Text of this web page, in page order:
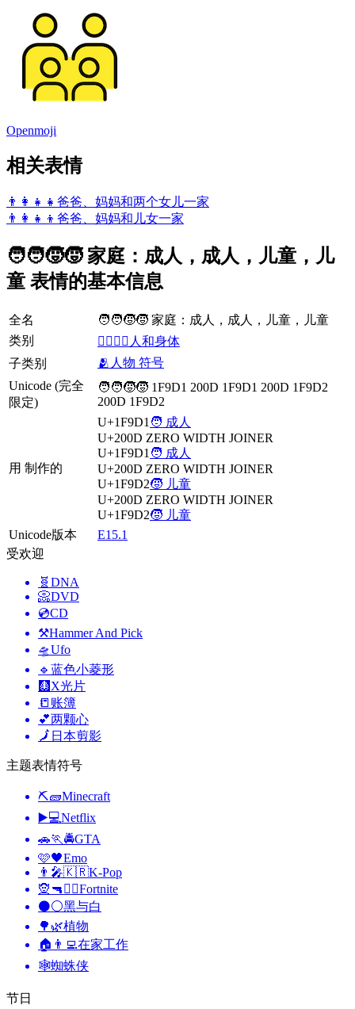
Openmoji
相关表情
👨‍👩‍👧‍👧 爸爸、妈妈和两个女儿一家
👨‍👩‍👧‍👦 爸爸、妈妈和儿女一家
🧑‍🧑‍🧒‍🧒 家庭：成人，成人，儿童，儿
童 表情的基本信息
全名
🧑‍🧑‍🧒‍🧒 家庭：成人，成人，儿童，儿童
类别
👩‍❤️‍💋‍👨人和身体
子类别
🫂人物 符号
Unicode (完全
限定)
🧑‍🧑‍🧒‍🧒 1F9D1 200D 1F9D1 200D 1F9D2
200D 1F9D2
用 制作的
U+1F9D1 🧑 成人
U+200D ZERO WIDTH JOINER
U+1F9D1 🧑 成人
U+200D ZERO WIDTH JOINER
U+1F9D2🧒 儿童
U+200D ZERO WIDTH JOINER
U+1F9D2🧒 儿童
Unicode版本
E15.1
受欢迎
🧬 DNA
📀DVD
💿CD
⚒️Hammer And Pick
🛸Ufo
🔹 蓝色小菱形
🩻 X光片
📒 账簿
💕两颗心
🗾 日本剪影
主题表情符号
⛏🧱Minecraft
▶️💻Netflix
🚗🏃🚔GTA
🩷🖤Emo
👨‍🎤🇰🇷K-Pop
🧝🔫🦹‍♂️Fortnite
⚫⚪黑与白
🌳🌿植物
🏠👨‍💻在家工作
🕸️蜘蛛侠
节日